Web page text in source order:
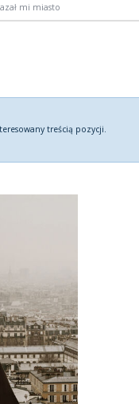
mi miasto
treścią pozycji.